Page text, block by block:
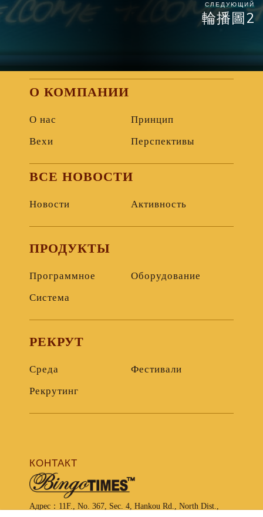
СЛЕДУЮЩИЙ
輪播圖2
О КОМПАНИИ
О нас
Принцип
Вехи
Перспективы
ВСЕ НОВОСТИ
Новости Активность
ПРОДУКТЫ
Программное
Оборудование
Система
РЕКРУТ
Среда
Фестивали
Рекрутинг
КОНТАКТ
Адрес： 11F., No. 367, Sec. 4, Hankou Rd., North Dist.,